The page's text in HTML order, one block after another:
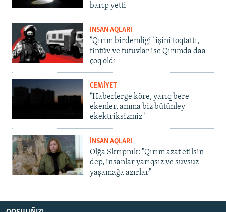
barıp yetti
İNSAN AQLARI
"Qırım birdemligi" işini toqtattı,
tintüv ve tutuvlar ise Qırımda daa
çoq oldı
CEMİYET
"Haberlerge köre, yarıq bere
ekenler, amma biz bütünley
ekektriksizmiz"
İNSAN AQLARI
Olğa Skrıpnık: "Qırım azat etilsin
dep, insanlar yarıqsız ve suvsuz
yaşamağa azırlar"